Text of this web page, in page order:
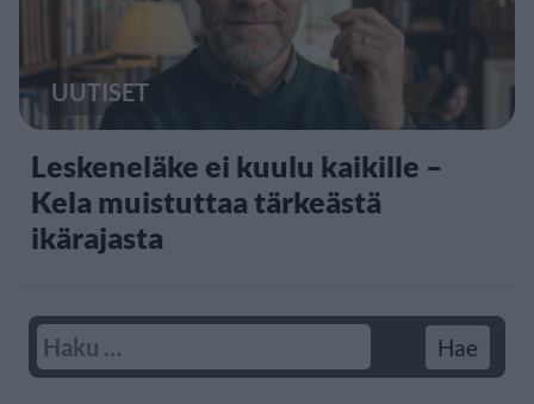
UUTISET
Leskeneläke ei kuulu kaikille –
Kela muistuttaa tärkeästä
ikärajasta